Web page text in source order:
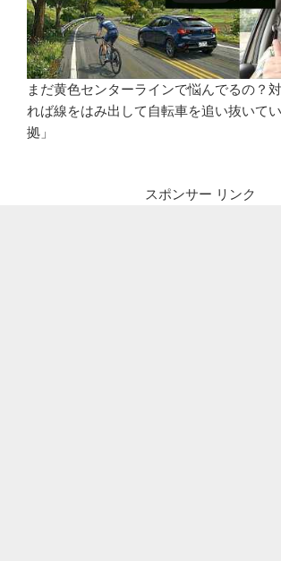
まだ黄色センターラインで悩んでるの？
れば線をはみ出して自転車を追い抜いて
拠」
スポンサー リンク